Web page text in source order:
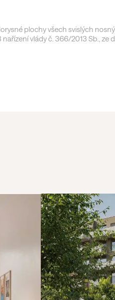
plochy všech svislých
vlády č. 366/2013 Sb., ze